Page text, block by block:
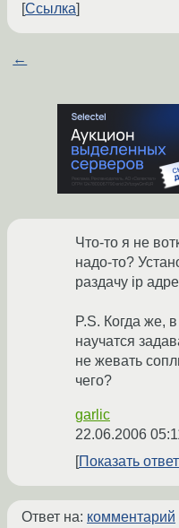
Ссылка
←
Что-то я не
надо-то?
раздачу ip
P.S. Когда же,
научатся
не жевать
чего?
garlic
22.06.2006
Показать ответ
Ответ на: комментарий